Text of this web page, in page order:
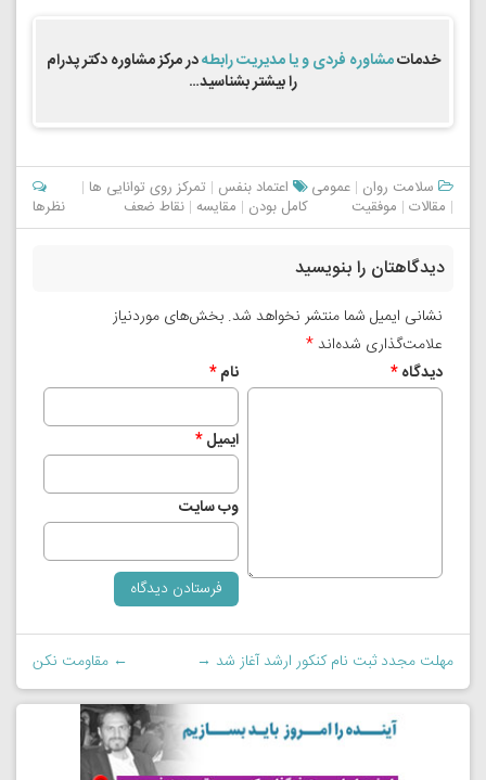
خدماتمشاوره فردی و یا مدیریت رابطهدر مرکز مشاوره دکتر پدرام
را بیشتر بشناسید…
سلامت روان | عمومی
| مقالات | موفقیت
اعتماد بنفس | تمرکز روی توانایی ها |
کامل بودن | مقایسه| نقاط ضعف نظرها
دیدگاهتان را بنویسید
نشانی ایمیل شما منتشر نخواهد شد. بخش‌های موردنیاز
علامت‌گذاری شده‌اند*
دیدگاه* نام*
ایمیل*
وب‌ سایت
← مقاومت نکن مهلت مجدد ثبت نام کنکور ارشد آغاز شد →